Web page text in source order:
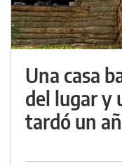
Una casa
del lugar y
tardó un